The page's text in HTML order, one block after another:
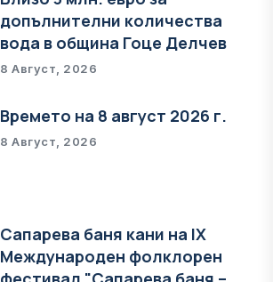
допълнителни количества
вода в община Гоце Делчев
8 Август, 2026
Времето на 8 август 2026 г.
8 Август, 2026
Сапарева баня кани на IX
Международен фолклорен